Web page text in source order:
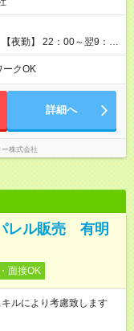
夜勤】 22：00～翌9：
※上記の時間
勤務となります）
ークOK
詳細へ
株式会社
レル販売 有明
面接OK
ルにより考慮致します